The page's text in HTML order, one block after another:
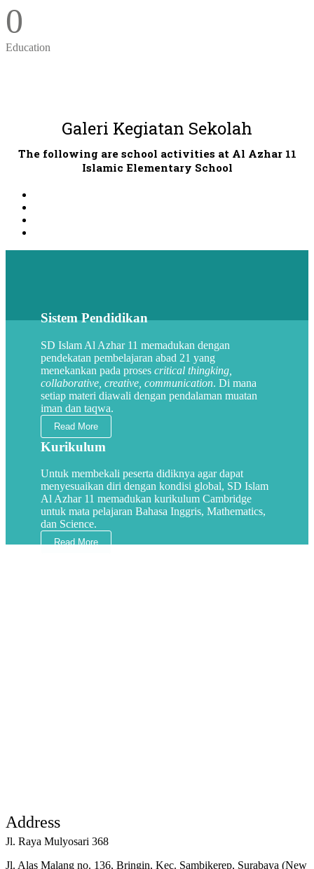
0
Education
Galeri Kegiatan Sekolah
The following are school activities at Al Azhar 11
Islamic Elementary School
Sistem Pendidikan
SD Islam Al Azhar 11 memadukan dengan
pendekatan pembelajaran abad 21 yang
menekankan pada proses critical thingking,
collaborative, creative, communication. Di mana
setiap materi diawali dengan pendalaman muatan
iman dan taqwa.
Read More
Kurikulum
Untuk membekali peserta didiknya agar dapat
menyesuaikan diri dengan kondisi global, SD Islam
Al Azhar 11 memadukan kurikulum Cambridge
untuk mata pelajaran Bahasa Inggris, Mathematics,
dan Science.
Read More
Address
Jl. Raya Mulyosari 368
Jl. Alas Malang no. 136, Bringin, Kec. Sambikerep, Surabaya (New